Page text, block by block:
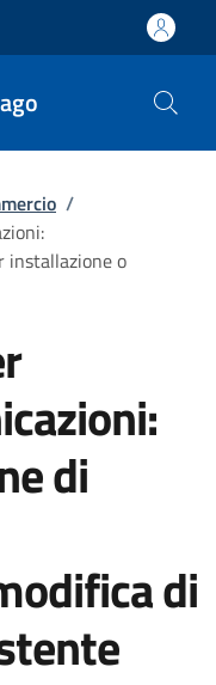
/
installazione o
di
di